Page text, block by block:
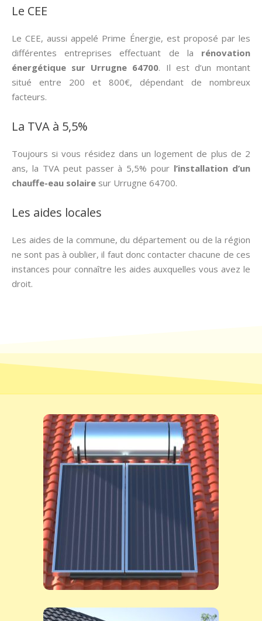
Le CEE
Le CEE, aussi appelé Prime Énergie, est proposé par les
différentes entreprises effectuant de la rénovation
énergétique sur Urrugne 64700. Il est d’un montant
situé entre 200 et 800€, dépendant de nombreux
facteurs.
La TVA à 5,5%
Toujours si vous résidez dans un logement de plus de 2
ans, la TVA peut passer à 5,5% pour l’installation d’un
chauffe-eau solaire sur Urrugne 64700.
Les aides locales
Les aides de la commune, du département ou de la région
ne sont pas à oublier, il faut donc contacter chacune de ces
instances pour connaître les aides auxquelles vous avez le
droit.